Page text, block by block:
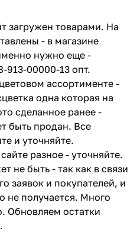
загружен товарами. На
- в магазине
нужно еще -
913-00000-13 опт.
ассортименте -
одна которая на
сделанное ранее -
быть продан. Все
и уточняйте.
разное - уточняйте.
не быть - так как в связи
заявок и покупателей, и
не получается. Много
Обновляем остатки